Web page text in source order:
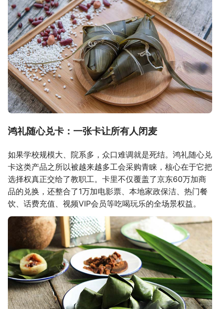
鸿礼随心兑卡：一张卡让所有人闭麦
如果学校规模大、院系多，众口难调就是死结。鸿礼随心兑
卡这类产品之所以被越来越多工会采购青睐，核心在于它把
选择权真正交给了教职工。卡里不仅覆盖了京东60万加商
品的兑换，还整合了1万加电影票、本地家政保洁、热门餐
饮、话费充值、视频VIP会员等吃喝玩乐的全场景权益。